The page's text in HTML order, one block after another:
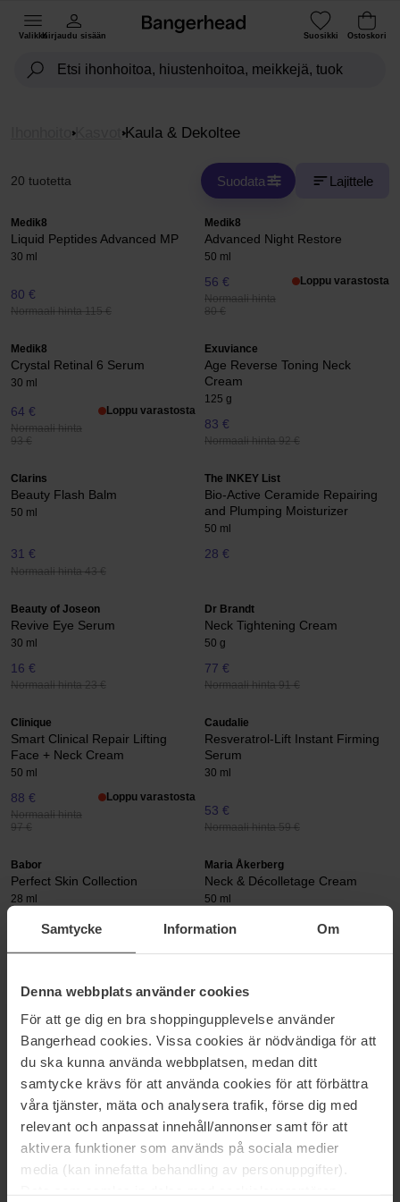
Samtycke Information Om
Denna webbplats använder cookies
För att ge dig en bra shoppingupplevelse använder
Bangerhead cookies. Vissa cookies är nödvändiga för att
du ska kunna använda webbplatsen, medan ditt
samtycke krävs för att använda cookies för att förbättra
våra tjänster, mäta och analysera trafik, förse dig med
relevant och anpassat innehåll/annonser samt för att
aktivera funktioner som används på sociala medier
media (kan innefatta behandling av personuppgifter).
ValikkoKirjaudu sisään Suosikki Ostoskori
Kasvot Kaula & Dekoltee
20 tuotetta Suodata Lajittele
Medik8
Liquid Peptides Advanced MP
30 ml
80 €
Normaali hinta 115 €
Medik8
Advanced Night Restore
50 ml
56 €
Normaali hinta
80 €
Loppu varastosta
Medik8
Crystal Retinal 6 Serum
30 ml
64 €
Normaali hinta
93 €
Loppu varastosta
Exuviance
Age Reverse Toning Neck
Cream
125 g
83 €
Normaali hinta 92 €
Clarins
Beauty Flash Balm
50 ml
31 €
Normaali hinta 43 €
The INKEY List
Bio-Active Ceramide Repairing
and Plumping Moisturizer
50 ml
28 €
Beauty of Joseon
Revive Eye Serum
30 ml
16 €
Normaali hinta 23 €
Dr Brandt
Neck Tightening Cream
50 g
77 €
Normaali hinta 91 €
Clinique
Smart Clinical Repair Lifting
Face + Neck Cream
50 ml
88 €
Normaali hinta
97 €
Loppu varastosta
Caudalie
Resveratrol-Lift Instant Firming
Serum
30 ml
53 €
Normaali hinta 59 €
Babor
Perfect Skin Collection
28 ml
Maria Åkerberg
Neck & Décolletage Cream
50 ml
31 €
Resilience Tri-Peptide Face and
Neck Cream SPF15
143 €
Normaali hinta 159 €
Rénergie C.R.x Triple Serum
Retinol
50 ml
148 €
Normaali hinta 178 €
Elemis
Pro-Collagen Morning Matrix
50 ml
220 €
FILORGA
Global-Repair Advanced Cream
50 ml
117 €